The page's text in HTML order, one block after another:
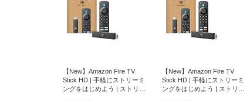
【New】Amazon Fire TV
Stick HD | 手軽にストリーミ
ングをはじめよう | ストリー
【New】Amazon Fire TV
Stick HD | 手軽にストリーミ
ングをはじめよう | ストリー